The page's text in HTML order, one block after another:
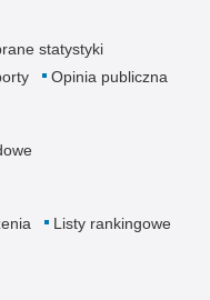
statystyki
Opinia publiczna
Listy rankingowe